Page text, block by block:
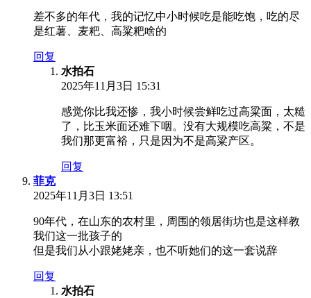
差不多的年代，我的记忆中小时候吃是能吃饱，吃的尽
是红薯、麦粑、高粱粑啥的
回复
水拍石
2025年11月3日 15:31
感觉你比我还惨，我小时候尝鲜吃过高粱面，太糙
了，比玉米面还难下咽。没有大规模吃高粱，不是
我们那更富裕，只是因为不是高粱产区。
回复
菲克
2025年11月3日 13:51
90年代，在山东的农村里，周围的领居街坊也是这样教
我们这一批孩子的
但是我们从小跟姥姥亲，也不听她们的这一套说辞
回复
水拍石